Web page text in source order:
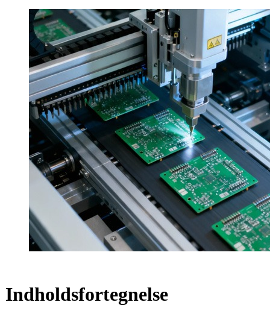
Indholdsfortegnelse